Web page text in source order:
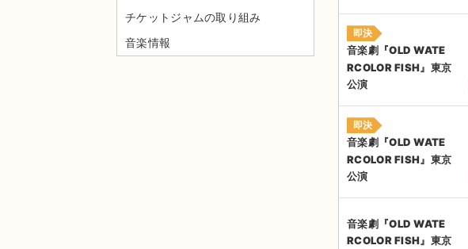
即決
音楽劇『OLD WATE
RCOLOR FISH』東京
公演
即決
音楽劇『OLD WATE
RCOLOR FISH』東京
公演
音楽劇『OLD WATE
RCOLOR FISH』東京
チケットジャムの取り組み
音楽情報